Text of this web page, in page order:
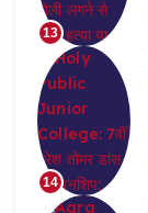
13
14